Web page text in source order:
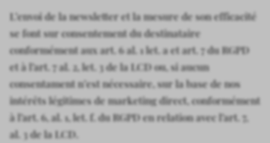
L’envoi de la newsletter et la mesure de son efficacité
se font sur consentement du destinataire
conformément aux art. 6 al. 1 let. a et art. 7 du RGPD
et à l’art. 7 al. 2, let. 3 de la LCD ou, si aucun
consentament n’est nécessaire, sur la base de nos
intérêts légitimes de marketing direct, conformément
à l’art. 6, al. 1, let. f. du RGPD en relation avec l’art. 7,
al. 3 de la LCD.